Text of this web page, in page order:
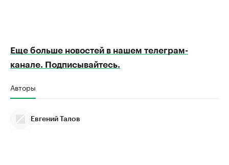
Еще больше новостей в нашем телеграм-
канале. Подписывайтесь.
Авторы
Евгений Талов